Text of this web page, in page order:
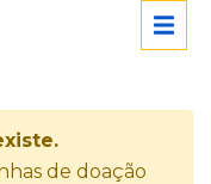
de doação